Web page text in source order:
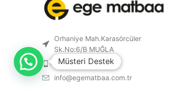
Orhaniye Mah.Karasörcüler
Sk.No:6/B MUĞLA
0 541 212 36 32
info@egematbaa.com.tr
Müsteri Destek